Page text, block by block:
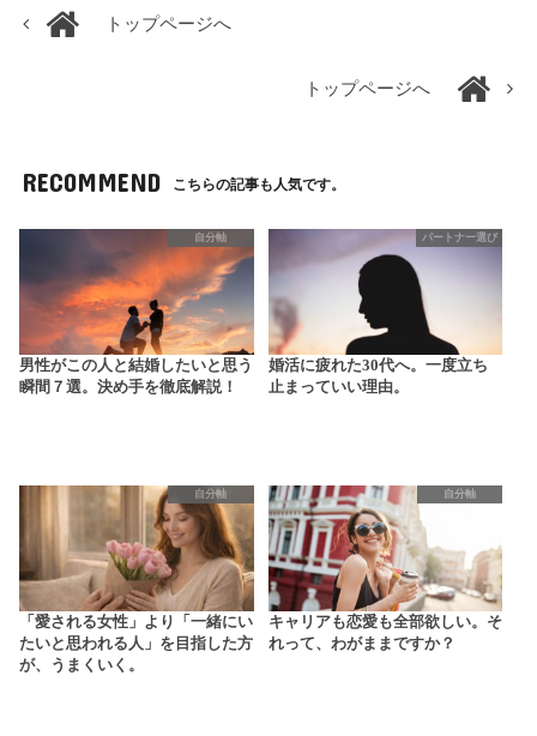
トップページへ
トップページへ
RECOMMEND こちらの記事も人気です。
自分軸
男性がこの人と結婚したいと思う
瞬間７選。決め手を徹底解説！
パートナー選び
婚活に疲れた30代へ。一度立ち
止まっていい理由。
自分軸
「愛される女性」より「一緒にい
たいと思われる人」を目指した方
が、うまくいく。
自分軸
キャリアも恋愛も全部欲しい。そ
れって、わがままですか？